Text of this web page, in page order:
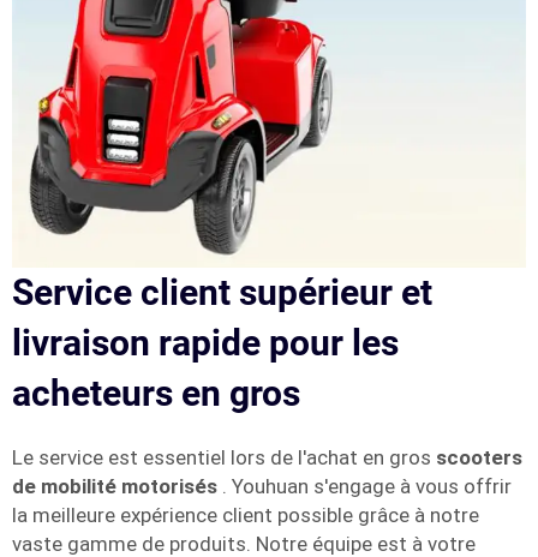
Service client supérieur et
livraison rapide pour les
acheteurs en gros
Le service est essentiel lors de l'achat en gros scooters
de mobilité motorisés . Youhuan s'engage à vous offrir
la meilleure expérience client possible grâce à notre
vaste gamme de produits. Notre équipe est à votre